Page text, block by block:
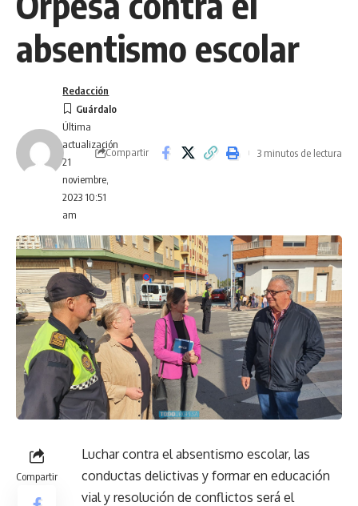
absentismo escolar
Última
actualización
21
noviembre,
2023 10:51
am
Redacción
Compartir 3 minutos de lectura
Compartir
Luchar contra el absentismo escolar, las
conductas delictivas y formar en educación
vial y resolución de conflictos será el